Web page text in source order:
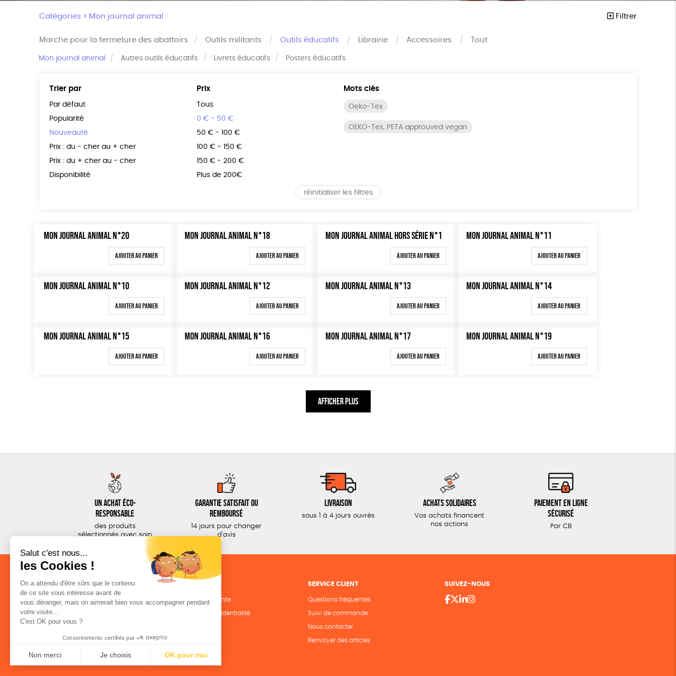
Catégories > Mon journal animal Filtrer
Marche pour la fermeture des abattoirs Outils militants Outils éducatifs
Mon journal animal Autres outils éducatifs Livrets éducatifs Posters éducatifs
Librairie Accessoires Tout
Trier par
Par défaut
Popularité
Nouveauté
Prix : du - cher au + cher
Prix : du + cher au - cher
Disponibilité
Prix
Tous
0 € - 50 €
50 € - 100 €
100 € - 150 €
150 € - 200 €
Plus de 200€
Mots clés
Oeko-Tex
OEKO-Tex, PETA approuved vegan
réinitialiser les filtres
MON JOURNAL ANIMAL N°20
Ajouter au panier
MON JOURNAL ANIMAL N°18
Ajouter au panier
MON JOURNAL ANIMAL HORS SÉRIE N°1
Ajouter au panier
MON JOURNAL ANIMAL N°11
Ajouter au panier
MON JOURNAL ANIMAL N°10
Ajouter au panier
MON JOURNAL ANIMAL N°12
Ajouter au panier
MON JOURNAL ANIMAL N°13
Ajouter au panier
MON JOURNAL ANIMAL N°14
Ajouter au panier
MON JOURNAL ANIMAL N°15
Ajouter au panier
MON JOURNAL ANIMAL N°16
Ajouter au panier
MON JOURNAL ANIMAL N°17
Ajouter au panier
MON JOURNAL ANIMAL N°19
Ajouter au panier
AFFICHER PLUS
Un achat éco-
responsable
des produits
sélectionnés avec soin
Garantie satisfait ou
remboursé
14 jours pour changer
d'avis
Livraison
sous 1 à 4 jours ouvrés
Achats solidaires
Vos achats financent
nos actions
Paiement en ligne
sécurisé
Par CB
NOS CATÉGORIES
Outils militants
Outils éducatifs
Librairie
Accessoires
LA BOUTIQUE
Conditions de vente
Politique de confidentialité
SERVICE CLIENT
Questions fréquentes
Suivi de commande
Nous contacter
Renvoyer des articles
SUIVEZ-NOUS